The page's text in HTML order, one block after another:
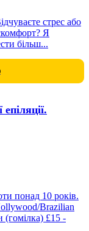
стрес або
Я
більш...
понад 10 років.
Brazilian
£15 -